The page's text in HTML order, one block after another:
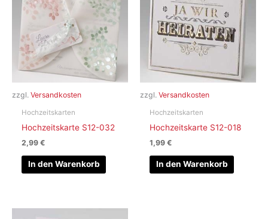
zzgl. Versandkosten
Hochzeitskarten
Hochzeitskarte S12-032
2,99€
In den Warenkorb
zzgl. Versandkosten
Hochzeitskarten
Hochzeitskarte S12-018
1,99€
In den Warenkorb